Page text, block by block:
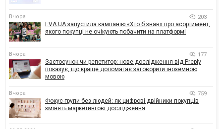
Вчора 203
EVA.UA запустила кампанію «Хто б знав» про асортимент,
якого покупці не очікують побачити на платформі
Вчора 177
Застосунок чи репетитор: нове дослідження від Preply
показує, що краще допомагає заговорити іноземною
мовою
Вчора 759
Фокус-групи без людей: як цифрові двійники покупців
змінять маркетингові дослідження